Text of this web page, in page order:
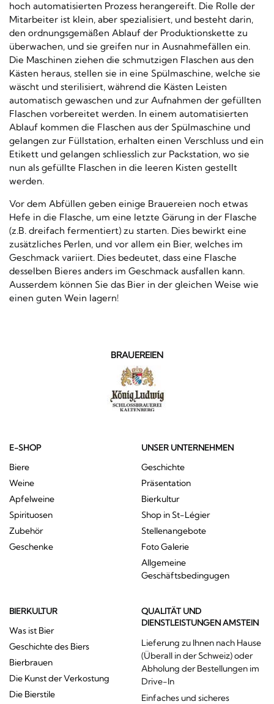
hoch automatisierten Prozess herangereift. Die Rolle der
Mitarbeiter ist klein, aber spezialisiert, und besteht darin,
den ordnungsgemäßen Ablauf der Produktionskette zu
überwachen, und sie greifen nur in Ausnahmefällen ein.
Die Maschinen ziehen die schmutzigen Flaschen aus den
Kästen heraus, stellen sie in eine Spülmaschine, welche sie
wäscht und sterilisiert, während die Kästen Leisten
automatisch gewaschen und zur Aufnahmen der gefüllten
Flaschen vorbereitet werden. In einem automatisierten
Ablauf kommen die Flaschen aus der Spülmaschine und
gelangen zur Füllstation, erhalten einen Verschluss und ein
Etikett und gelangen schliesslich zur Packstation, wo sie
nun als gefüllte Flaschen in die leeren Kisten gestellt
werden.
Vor dem Abfüllen geben einige Brauereien noch etwas
Hefe in die Flasche, um eine letzte Gärung in der Flasche
(z.B. dreifach fermentiert) zu starten. Dies bewirkt eine
zusätzliches Perlen, und vor allem ein Bier, welches im
Geschmack variiert. Dies bedeutet, dass eine Flasche
desselben Bieres anders im Geschmack ausfallen kann.
Ausserdem können Sie das Bier in der gleichen Weise wie
einen guten Wein lagern!
BRAUEREIEN
E-SHOP
Biere
Weine
Apfelweine
Spirituosen
Zubehör
Geschenke
UNSER UNTERNEHMEN
Geschichte
Präsentation
Bierkultur
Shop in St-Légier
Stellenangebote
Foto Galerie
Allgemeine
Geschäftsbedingugen
BIERKULTUR
Was ist Bier
Geschichte des Biers
Bierbrauen
Die Kunst der Verkostung
Die Bierstile
QUALITÄT UND
DIENSTLEISTUNGEN AMSTEIN
Lieferung zu Ihnen nach Hause
(Überall in der Schweiz) oder
Abholung der Bestellungen im
Drive-In
Einfaches und sicheres